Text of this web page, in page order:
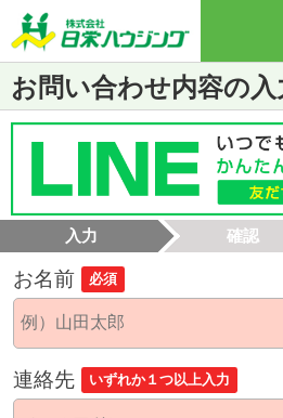
お問い合わせ内容の入
入力 確認
お名前 必須
連絡先 いずれか１つ以上入力